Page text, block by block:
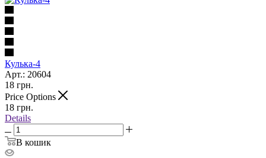
Кулька-4
Арт.: 20604
18 грн.
Price Options
18 грн.
Details
В кошик